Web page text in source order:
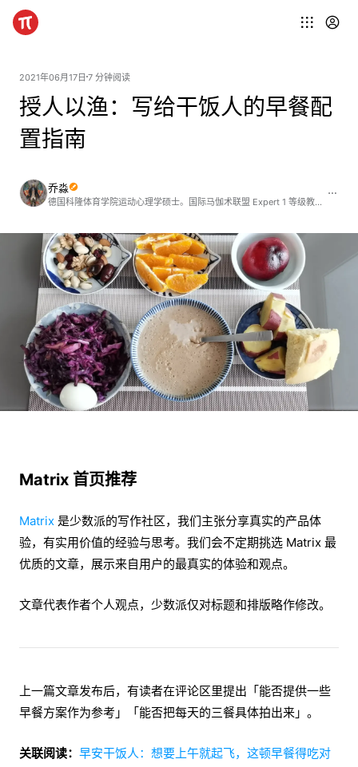
2021年06月17日 7 分钟阅读
授人以渔：写给干饭人的早餐配
置指南
乔淼
德国科隆体育学院运动心理学硕士。国际马伽术联盟 Expert 1 等级教官。
Matrix 首页推荐
Matrix 是少数派的写作社区，我们主张分享真实的产品体
验，有实用价值的经验与思考。我们会不定期挑选 Matrix 最
优质的文章，展示来自用户的最真实的体验和观点。
文章代表作者个人观点，少数派仅对标题和排版略作修改。
上一篇文章发布后，有读者在评论区里提出「能否提供一些
早餐方案作为参考」「能否把每天的三餐具体拍出来」。
关联阅读： 早安干饭人：想要上午就起飞，这顿早餐得吃对